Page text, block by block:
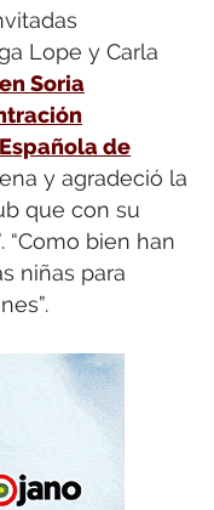
Lope y Carla
Soria
de
y agradeció la
que con su
“Como bien han
niñas para